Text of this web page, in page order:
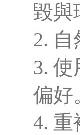
毀與
2.
3.
偏好
4.